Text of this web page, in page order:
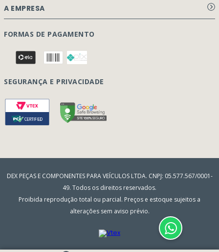
Aviso de privacidade Dex Peças
Perguntas Frequentes
Formulário Garantia/Devolução
Rastreamento de pedidos
Vendas: (41) 3317-7470
A EMPRESA
Página Principal
Quem Somos
Onde Estamos
Contato
Blog
FORMAS DE PAGAMENTO
SEGURANÇA E PRIVACIDADE
DEX PEÇAS E COMPONENTES PARA VEÍCULOS LTDA. CNPJ: 05.577.567/0001-
49. Todos os direitos reservados.
Proibida reprodução total ou parcial. Preços e estoque sujeitos a
alterações sem aviso prévio.